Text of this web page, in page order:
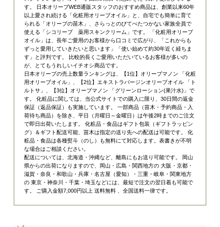
す。 日本オリーブWEB通販スタッフのおすすめ商品は、創業以来60年
以上愛され続ける「 化粧用オリーブオイル 」と、自宅でも簡単に育て
られる「 オリーブの苗木 」、さらっとのびてべたつかない家族全員で
使える「 シコリーブ 薬用スキンクリーム 」です。 「化粧用オリーブ
オイル」は、長年ご愛用のお客様から口コミで広がり、「これからも
ずっと愛用していきたいと思います」「使い始めて約30年近く経ちま
す」と評判です。 比較的長くご愛用いただいているお客様が多いの
が、とてもうれしいイチオシ商品です。
日本オリーブの売上数量ランキングは、【1位】オリーブマノン 「 化粧
用オリーブオイル 」、【2位】 エキストラバージンオリーブオイル 「ト
ルトサ」
、【3位】 オリーブマノン 「グリーンローション(果汁水)」 で
す。 化粧品に関しては、当公式サイトでの購入に限り、 30日間の返金
保証（返品保証）
も実施しています。 一部商品（苗木・予約商品・入
荷待ち商品）を除き、平日（月曜日～金曜日）は午後2時までのご注文
で即日出荷いたします。 化粧品・食品はギフト包装（ギフトラッピン
グ）＆ギフト配送可能、苗木は指定の送り先への配送は可能です。 化
粧品・食品は各種熨斗（のし）も無料にて対応します。表書きが不明
な場合はご相談ください。
配送については、北海道・沖縄など、離島にもお送り可能です。 岡山
県からの出荷になりますので、岡山・広島・関西地方の 大阪・京都・
滋賀・奈良・和歌山・兵庫・名古屋（愛知）・三重・岐阜・関東地方
の 東京・神奈川・千葉・埼玉などには、最短で注文の翌日着も可能で
す。 ご購入金額7,000円以上 送料無料 、全国送料一律です。